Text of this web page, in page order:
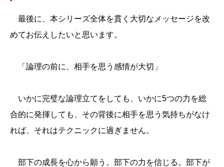
最後に、本シリーズ全体を貫く大切なメッセージを改
めてお伝えしたいと思います。
「論理の前に、相手を思う感情が大切」
いかに完璧な論理立てをしても、いかに5つの力を総
合的に発揮しても、その背後に相手を思う気持ちがなけ
れば、それはテクニックに過ぎません。
部下の成長を心から願う。部下の力を信じる。部下が